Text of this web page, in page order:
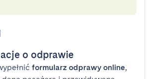
o odprawie
formularz odprawy online,